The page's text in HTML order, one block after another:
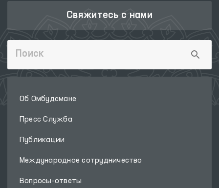
Свяжитесь с нами
Об Омбудсмане
Пресс Служба
Публикации
Международное сотрудничество
Вопросы-ответы